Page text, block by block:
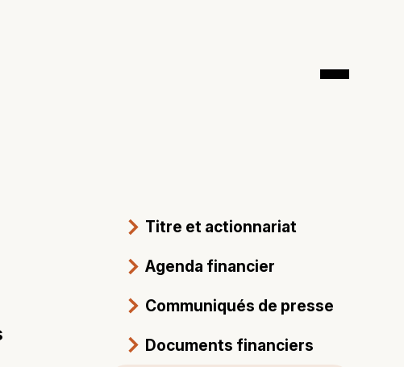
Titre et actionnariat
Agenda financier
Communiqués de presse
Documents financiers